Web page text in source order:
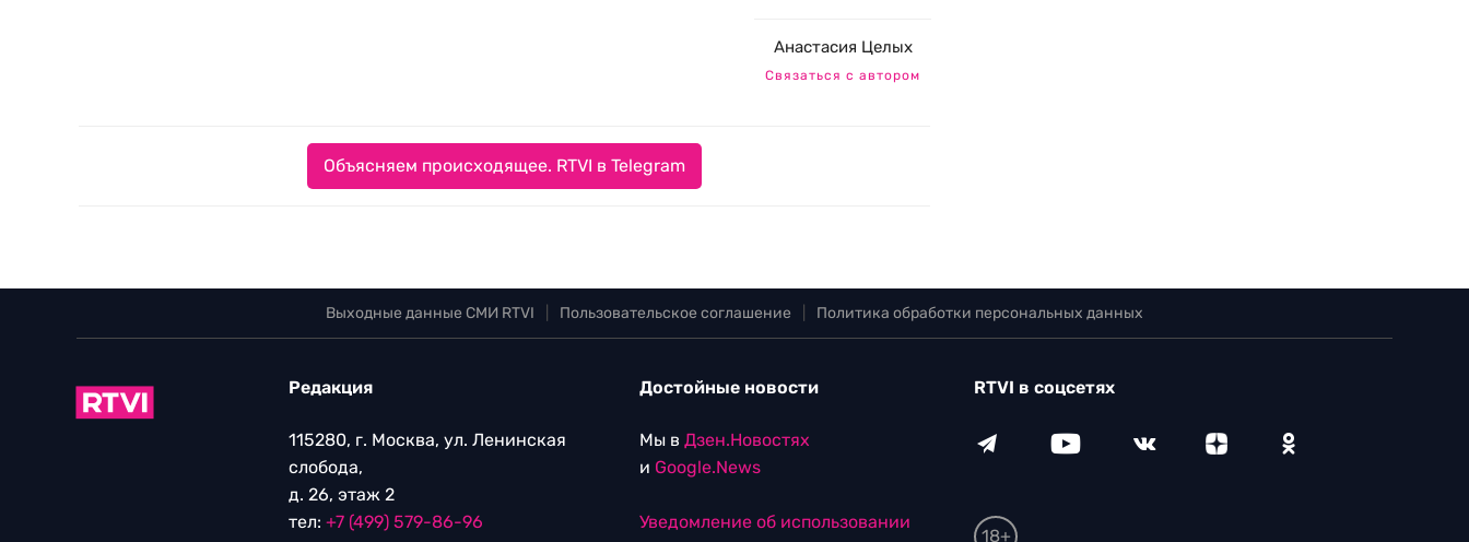
Анастасия Целых
Связаться с автором
Объясняем происходящее. RTVI в Telegram
Выходные данные СМИ RTVI Пользовательское соглашение Политика обработки персональных данных
Редакция
115280, г. Москва, ул. Ленинская
слобода,
д. 26, этаж 2
тел: +7 (499) 579-86-96
Достойные новости
Мы в Дзен.Новостях
и Google.News
Уведомление об использовании
RTVI в соцсетях
18+